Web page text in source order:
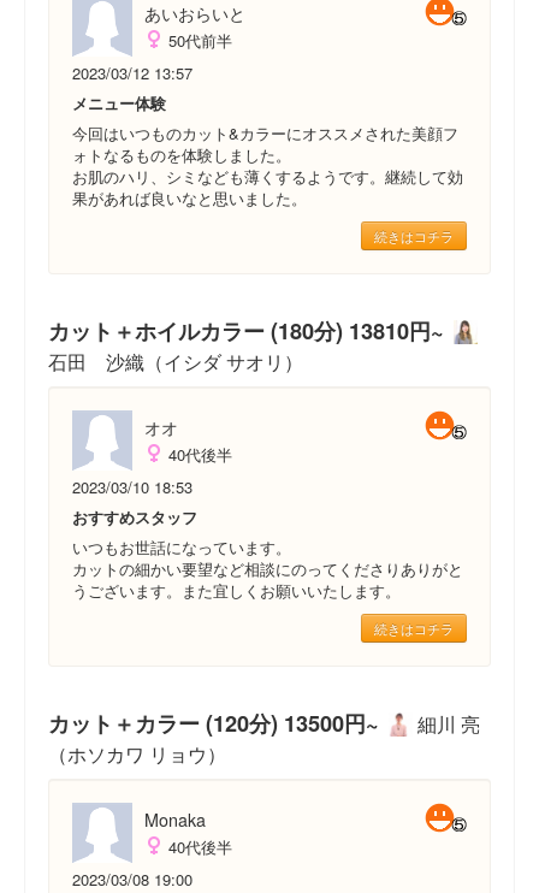
あいおらいと
50代前半
2023/03/12 13:57
メニュー体験
今回はいつものカット&カラーにオススメされた美顔フ
ォトなるものを体験しました。
お肌のハリ、シミなども薄くするようです。継続して効
果があれば良いなと思いました。
続きはコチラ
カット＋ホイルカラー (180分) 13810円~
石田 沙織（イシダ サオリ）
オオ
40代後半
2023/03/10 18:53
おすすめスタッフ
いつもお世話になっています。
カットの細かい要望など相談にのってくださりありがと
うございます。また宜しくお願いいたします。
続きはコチラ
カット＋カラー (120分) 13500円~
細川 亮
（ホソカワ リョウ）
Monaka
40代後半
2023/03/08 19:00